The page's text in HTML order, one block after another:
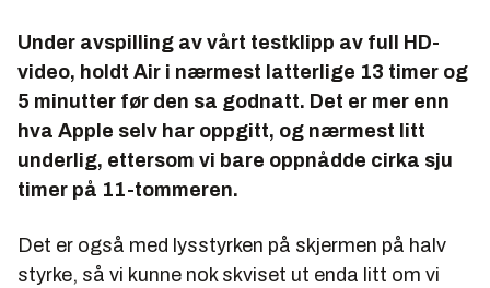
Under avspilling av vårt testklipp av full HD-
video, holdt Air i nærmest latterlige 13 timer og
5 minutter før den sa godnatt. Det er mer enn
hva Apple selv har oppgitt, og nærmest litt
underlig, ettersom vi bare oppnådde cirka sju
timer på 11-tommeren.
Det er også med lysstyrken på skjermen på halv
styrke, så vi kunne nok skviset ut enda litt om vi